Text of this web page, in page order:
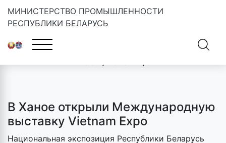
МИНИСТЕРСТВО ПРОМЫШЛЕННОСТИ
РЕСПУБЛИКИ БЕЛАРУСЬ
Главная»
В Ханое открыли Международную
выставку Vietnam Expo
Национальная экспозиция Республики Беларусь